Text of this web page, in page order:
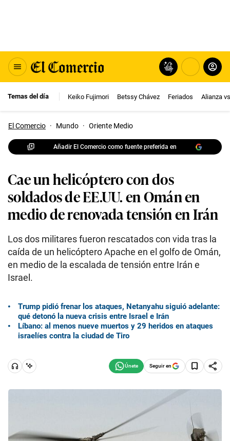
Temas del día Keiko Fujimori Betssy Chávez Feriados Alianza
El Comercio · Mundo · Oriente Medio
Añadir El Comercio como fuente preferida en
Cae un helicóptero con dos
soldados de EE.UU. en Omán en
medio de renovada tensión en Irán
Los dos militares fueron rescatados con vida tras la
caída de un helicóptero Apache en el golfo de Omán,
en medio de la escalada de tensión entre Irán e
Israel.
Trump pidió frenar los ataques, Netanyahu siguió adelante:
qué detonó la nueva crisis entre Israel e Irán
Líbano: al menos nueve muertos y 29 heridos en ataques
israelíes contra la ciudad de Tiro
Seguir en